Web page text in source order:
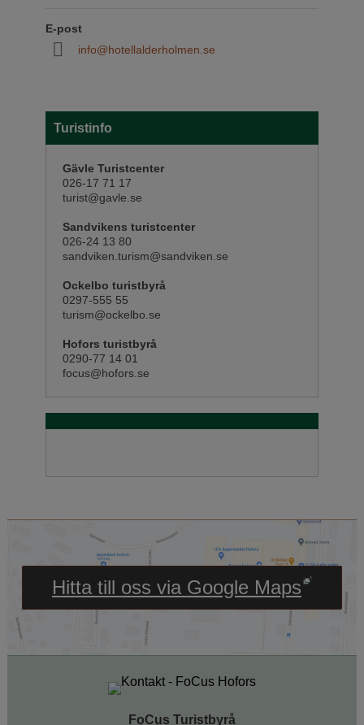
E-post
info@hotellalderholmen.se
Turistinfo
Gävle Turistcenter
026-17 71 17
turist@gavle.se
Sandvikens turistcenter
026-24 13 80
sandviken.turism@sandviken.se
Ockelbo turistbyrå
0297-555 55
turism@ockelbo.se
Hofors turistbyrå
0290-77 14 01
focus@hofors.se
Hitta till oss via Google Maps
Länk till annan
FoCus Turistbyrå